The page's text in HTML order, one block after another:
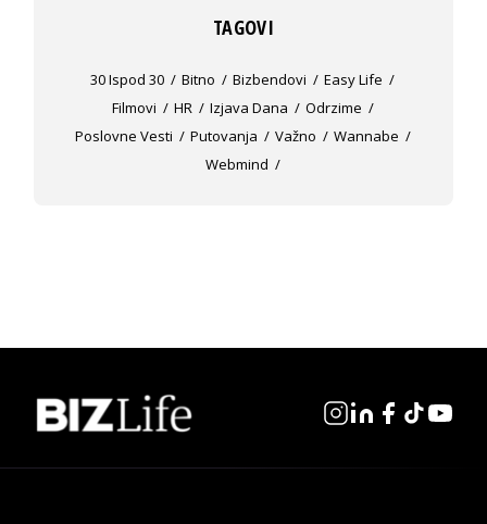
TAGOVI
30 Ispod 30 Bitno Bizbendovi
Easy Life
Filmovi
HR Izjava Dana
Odrzime
Poslovne Vesti
Putovanja Važno
Wannabe
Webmind